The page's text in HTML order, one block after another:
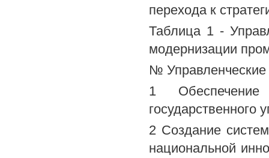
перехода к
Таблица 1 -
модернизации
№ Управленческие
1 Обеспечение
2 Создание
национальной